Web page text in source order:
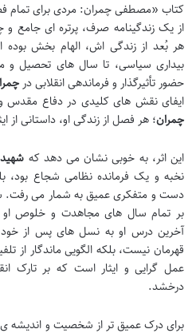
کتاب «مصطفی چمران: مردی برای تمام
از یک زندگینامه صرف، پرتره ای
هر بُعد از زندگی اش، الهام بخش
بیداری سیاسی، تا سال های تحصیل و
حضور تأثیرگذار و فرماندهی انقلابی در
ایفای نقش های کلیدی در دفاع
چمران؛ هر فصل از زندگی او، داستانی از
این اثر، به خوبی نشان می دهد که
نخبه و یک فرمانده نظامی شجاع بود،
دست و متفکری عمیق به شمار می رفت.
بر تمام سال های مجاهدت و خلوص
آخرین درس او به نسل های پس از خود.
قهرمان نیست، بلکه الگویی ماندگار از
عمل گرایی و ایثار است که بر تارک
درخشد.
برای درک عمیق تر از شخصیت و اندیشه